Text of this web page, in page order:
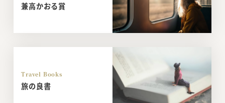
兼高かおる賞
Travel Books
旅の良書